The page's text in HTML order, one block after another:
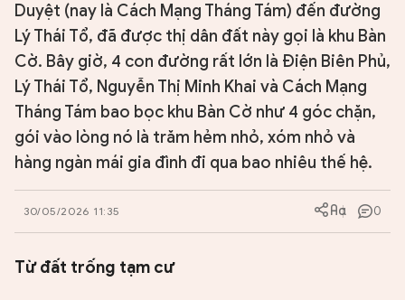
LÝ LUẬN
THƠ
TRUYỀN THỐNG
TRUYỆN
DIỄN ĐÀN
CHUYÊN TRANG
Duyệt (nay là Cách Mạng Tháng Tám) đến đường
Lý Thái Tổ, đã được thị dân đất này gọi là khu Bàn
Cờ. Bây giờ, 4 con đường rất lớn là Điện Biên Phủ,
Lý Thái Tổ, Nguyễn Thị Minh Khai và Cách Mạng
Tháng Tám bao bọc khu Bàn Cờ như 4 góc chặn,
gói vào lòng nó là trăm hẻm nhỏ, xóm nhỏ và
hàng ngàn mái gia đình đi qua bao nhiêu thế hệ.
30/05/2026 11:35 0
Từ đất trống tạm cư